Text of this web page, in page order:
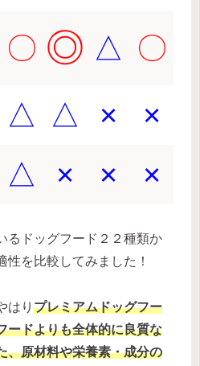
〇 ◎ △ 〇
△ △ × ×
△ × × ×
るドッグフード２２種類か
性を比較してみました！
はり プレミアムドッグフー
ードよりも全体的に良質な
、原材料や栄養素・成分の